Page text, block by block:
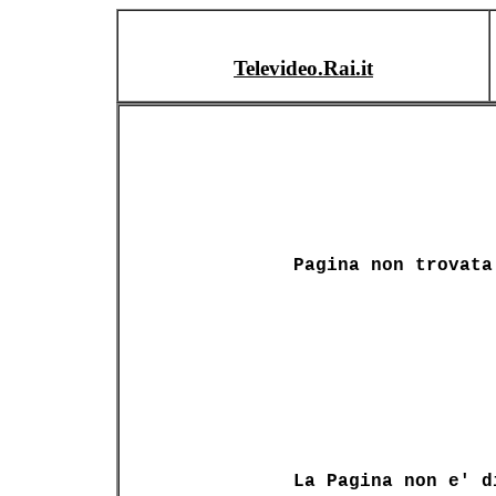
Televideo.Rai.it
Pagina non trovata
La Pagina non e'